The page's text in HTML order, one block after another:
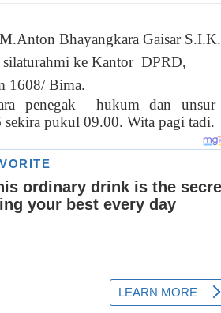
Bhayangkara Gaisar S.I.K.
silaturahmi ke Kantor DPRD,
1608/ Bima.
penegak
hukum dan unsur
pukul 09.00. Wita pagi tadi.